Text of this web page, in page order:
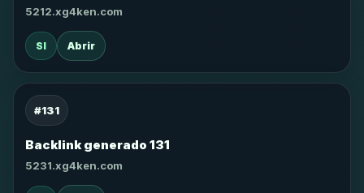
5212.xg4ken.com
SI Abrir
#131
Backlink generado 131
5231.xg4ken.com